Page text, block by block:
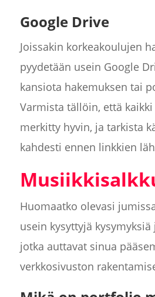
Google Drive
Joissakin korkeakoulujen
pyydetään usein Google
kansiota hakemuksen tai
Varmista tällöin, että
merkitty hyvin, ja tarkista
kahdesti ennen linkkien
Huomaatko olevasi
usein kysyttyjä kysymyksiä
jotka auttavat sinua
verkkosivuston